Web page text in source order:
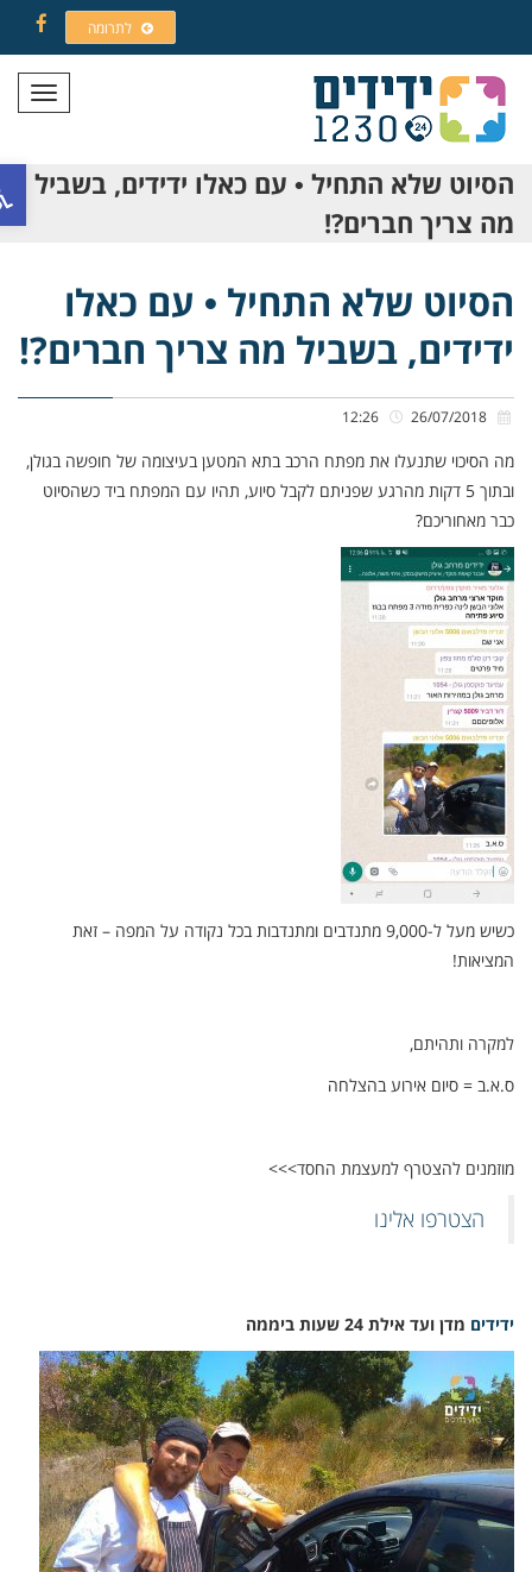
לתרומה
Facebook
תפריט
הסיוט שלא התחיל • עם כאלו ידידים, בשביל
מה צריך חברים?!
הסיוט שלא התחיל • עם כאלו
ידידים, בשביל מה צריך חברים?!
26/07/2018
12:26
מה הסיכוי שתנעלו את מפתח הרכב בתא המטען בעיצומה של חופשה בגולן,
ובתוך 5 דקות מהרגע שפניתם לקבל סיוע, תהיו עם המפתח ביד כשהסיוט
כבר מאחוריכם?
כשיש מעל ל-9,000 מתנדבים ומתנדבות בכל נקודה על המפה – זאת
המציאות!
למקרה ותהיתם,
ס.א.ב = סיום אירוע בהצלחה
מוזמנים להצטרף למעצמת החסד>>>
הצטרפו אלינו
ידידיםמדן ועד אילת 24 שעות ביממה